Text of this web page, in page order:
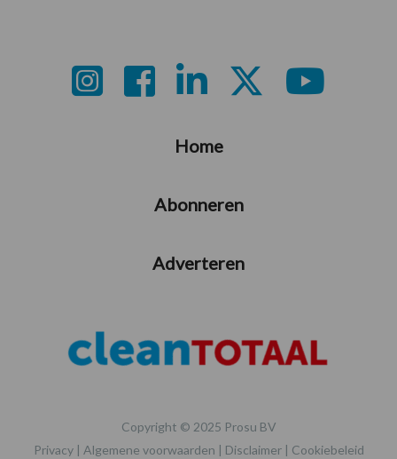
Home
Abonneren
Adverteren
Copyright © 2025 Prosu BV
Privacy| Algemene voorwaarden | Disclaimer| Cookiebeleid